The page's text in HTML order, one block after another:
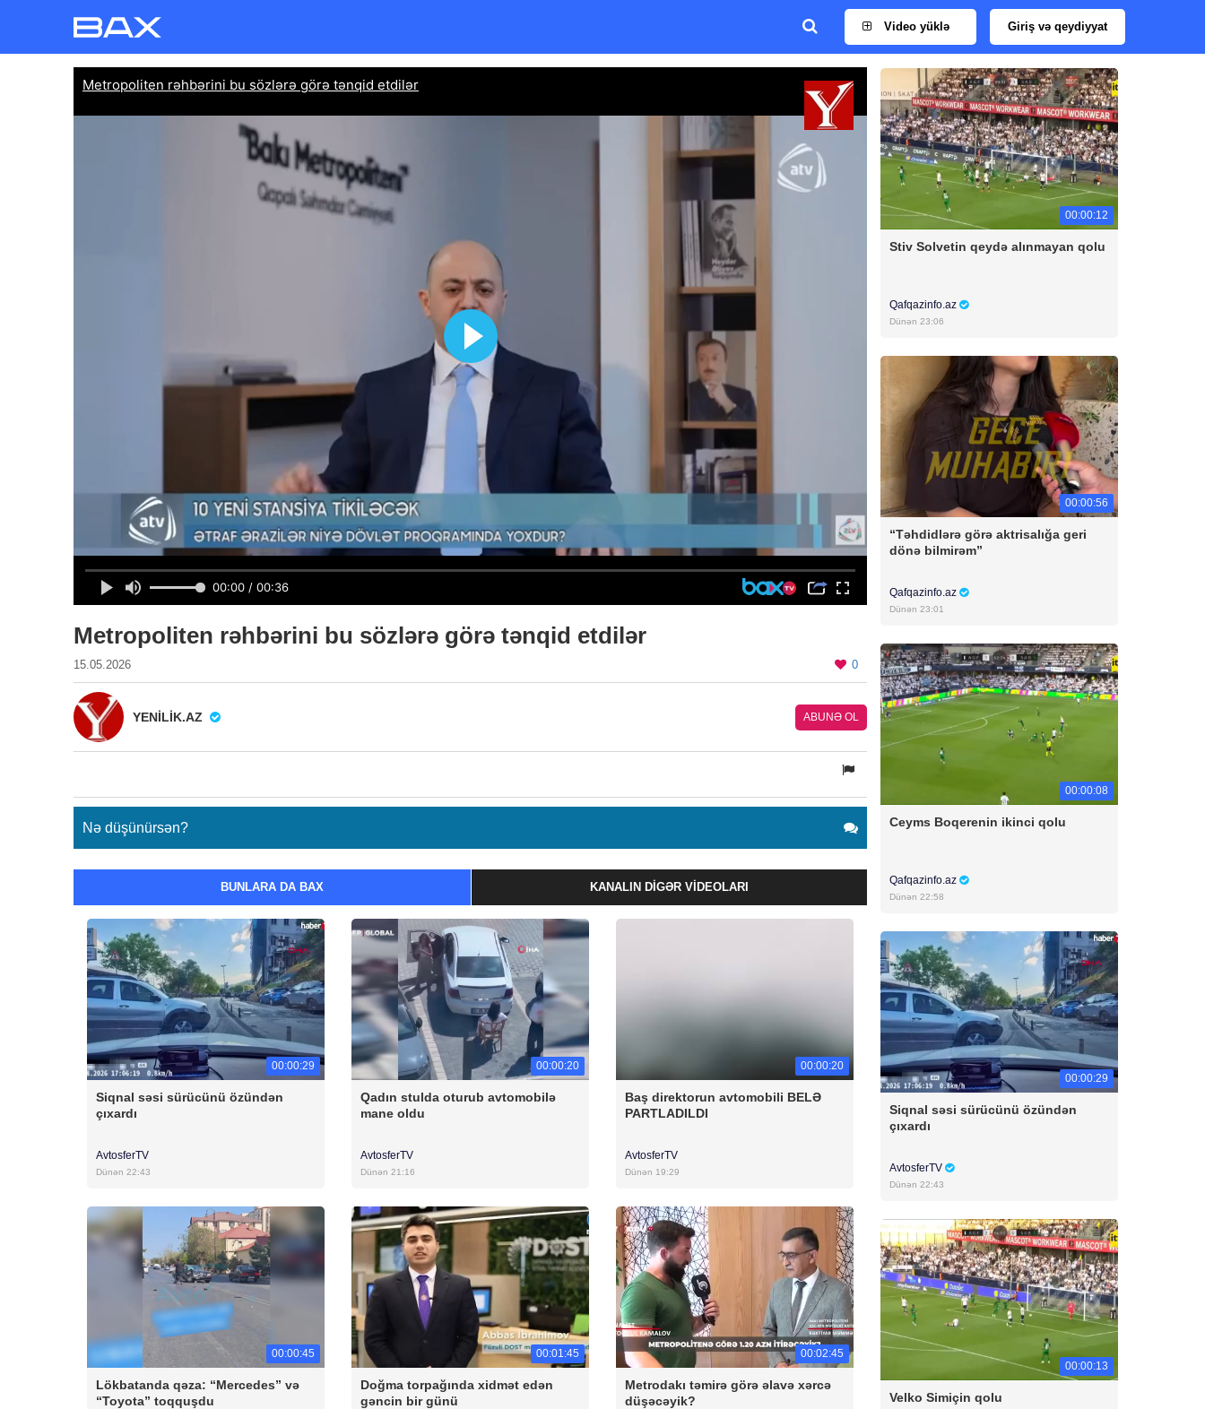
Video yüklə Giriş və qeydiyyat
Metropoliten rəhbərini bu sözlərə görə tənqid etdilər
15.05.2026 0
YENILIK.AZ ABUNƏ OL
Nə düşünürsən?
BUNLARA DA BAX KANALIN DIGƏR VIDEOLARI
00:00:29
Siqnal səsi sürücünü özündən
çıxardı
AvtosferTV
Dünən 22:43
00:00:20
Qadın stulda oturub avtomobilə
mane oldu
AvtosferTV
Dünən 21:16
00:00:20
Baş direktorun avtomobili BELƏ
PARTLADILDI
AvtosferTV
Dünən 19:29
00:00:45
Lökbatanda qəza: “Mercedes” və
“Toyota” toqquşdu
00:01:45
Doğma torpağında xidmət edən
gəncin bir günü
00:02:45
Metrodakı təmirə görə əlavə xərcə
düşəcəyik?
00:00:12
Stiv Solvetin qeydə alınmayan qolu
Qafqazinfo.az
Dünən 23:06
00:00:56
“Təhdidlərə görə aktrisalığa geri
dönə bilmirəm”
Qafqazinfo.az
Dünən 23:01
00:00:08
Ceyms Boqerenin ikinci qolu
Qafqazinfo.az
Dünən 22:58
00:00:29
Siqnal səsi sürücünü özündən
çıxardı
AvtosferTV
Dünən 22:43
00:00:13
Velko Simiçin qolu